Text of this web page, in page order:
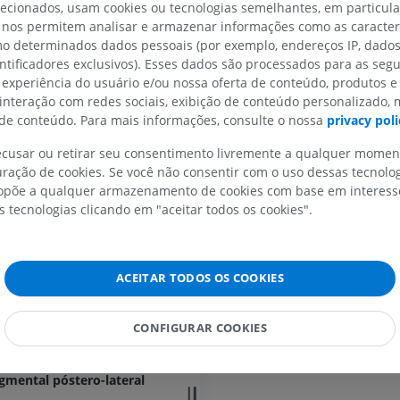
lateral
do nervo trigêmeo
nervo oculomotor
nervo oculomotor: Núcleos acessórios do nervo oculomotor
comissural central
comissura posterior (de Darkschewitsch)
póstero-lateral
mesencefálico. Assim, o núcleo
mesencefálico do nervo
por abrigar os corpos celulares
aferentes primários, que
localizados em gânglio de
e não no sistema nervoso central.
por esses neurônios unipolares
mesencefálicosão então
núcleo ventral posteromedial
por meio do lemnisco trigeminal.
arco reflexo monossináptico
A tradução está incorreta?
SUPERIOR
IRM do membro superior
IRM
PREMIUM
IRM do ombro
IRM
PREMIUM
IRM
IRM do cotovelo
IRM
MEMBRO INFERIOR
Membro
Ilustrações
PREMIUM
Radiografias
inferior
Radiografias
IRM do
Ressonância
usam cookies ou tecnologias semelhantes, em
permitem analisar e armazenar informações como as
determinados dados pessoais (por exemplo, endereços IP,
exclusivos). Esses dados são processados para as
do usuário e/ou nossa oferta de conteúdo, produtos e
com redes sociais, exibição de conteúdo personalizado,
conteúdo. Para mais informações, consulte o nossa privacy
ou retirar seu consentimento livremente a qualquer
de cookies. Se você não consentir com o uso dessas
a qualquer armazenamento de cookies com base em
tecnologias clicando em "aceitar todos os cookies".
ACEITAR TODOS OS COOKIES
CONFIGURAR COOKIES